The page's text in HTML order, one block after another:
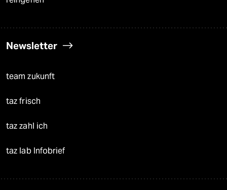
Newsletter
team zukunft
taz frisch
taz zahl ich
taz lab Infobrief